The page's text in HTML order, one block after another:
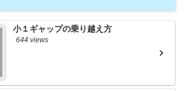
小１ギャップの乗り越え方
644 views